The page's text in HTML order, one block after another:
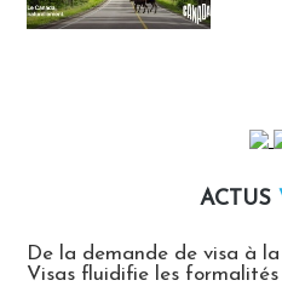
ACTUS
De la demande de visa à
Visas fluidifie les